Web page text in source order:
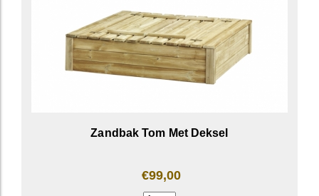
Zandbak Tom Met Deksel
€99,00